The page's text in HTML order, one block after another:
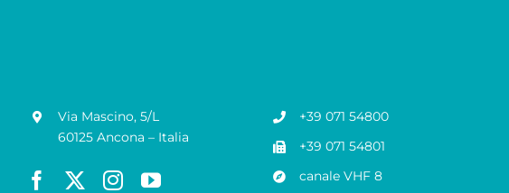
Via Mascino, 5/L
60125 Ancona – Italia
+39 071 54800
+39 071 54801
canale VHF 8